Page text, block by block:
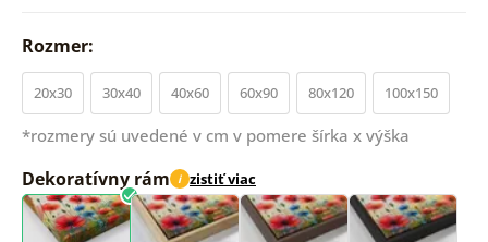
Rozmer:
20x30 30x40 40x60 60x90 80x120 100x150
*rozmery sú uvedené v cm v pomere šírka x výška
Dekoratívny rám i zistiť viac